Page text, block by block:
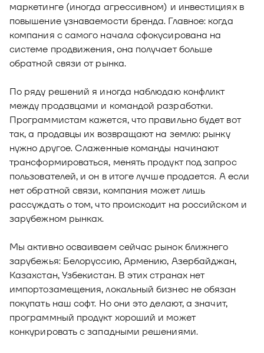
маркетинге (иногда агрессивном) и инвестициях в
повышение узнаваемости бренда. Главное: когда
компания с самого начала сфокусирована на
системе продвижения, она получает больше
обратной связи от рынка.
По ряду решений я иногда наблюдаю конфликт
между продавцами и командой разработки.
Программистам кажется, что правильно будет вот
так, а продавцы их возвращают на землю: рынку
нужно другое. Слаженные команды начинают
трансформироваться, менять продукт под запрос
пользователей, и он в итоге лучше продается. А если
нет обратной связи, компания может лишь
рассуждать о том, что происходит на российском и
зарубежном рынках.
Мы активно осваиваем сейчас рынок ближнего
зарубежья: Белоруссию, Армению, Азербайджан,
Казахстан, Узбекистан. В этих странах нет
импортозамещения, локальный бизнес не обязан
покупать наш софт. Но они это делают, а значит,
программный продукт хороший и может
конкурировать с западными решениями.